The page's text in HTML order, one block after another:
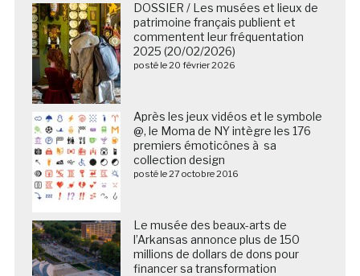
DOSSIER / Les musées et lieux de
patrimoine français publient et
commentent leur fréquentation
2025 (20/02/2026)
posté le 20 février 2026
Après les jeux vidéos et le symbole
@, le Moma de NY intègre les 176
premiers émoticônes à sa
collection design
posté le 27 octobre 2016
Le musée des beaux-arts de
l’Arkansas annonce plus de 150
millions de dollars de dons pour
financer sa transformation